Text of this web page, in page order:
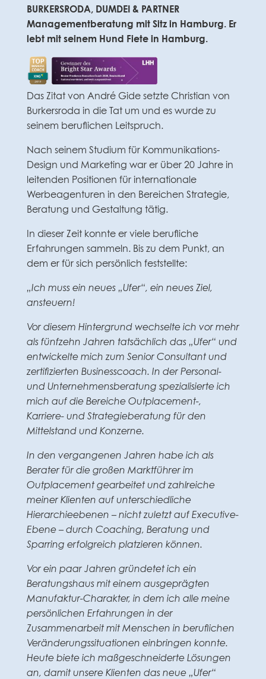
BURKERSRODA, DUMDEI & PARTNER
Managementberatung mit Sitz in Hamburg. Er
lebt mit seinem Hund Fiete in Hamburg.
Das Zitat von André Gide setzte Christian von
Burkersroda in die Tat um und es wurde zu
seinem beruflichen Leitspruch.
Nach seinem Studium für Kommunikations-
Design und Marketing war er über 20 Jahre in
leitenden Positionen für internationale
Werbeagenturen in den Bereichen Strategie,
Beratung und Gestaltung tätig.
In dieser Zeit konnte er viele berufliche
Erfahrungen sammeln. Bis zu dem Punkt, an
dem er für sich persönlich feststellte:
„Ich muss ein neues „Ufer“, ein neues Ziel,
ansteuern!
Vor diesem Hintergrund wechselte ich vor mehr
als fünfzehn Jahren tatsächlich das „Ufer“ und
entwickelte mich zum Senior Consultant und
zertifizierten Businesscoach. In der Personal-
und Unternehmensberatung spezialisierte ich
mich auf die Bereiche Outplacement-,
Karriere- und Strategieberatung für den
Mittelstand und Konzerne.
In den vergangenen Jahren habe ich als
Berater für die großen Marktführer im
Outplacement gearbeitet und zahlreiche
meiner Klienten auf unterschiedliche
Hierarchieebenen – nicht zuletzt auf Executive-
Ebene – durch Coaching, Beratung und
Sparring erfolgreich platzieren können.
Vor ein paar Jahren gründetet ich ein
Beratungshaus mit einem ausgeprägten
Manufaktur-Charakter, in dem ich alle meine
persönlichen Erfahrungen in der
Zusammenarbeit mit Menschen in beruflichen
Veränderungssituationen einbringen konnte.
Heute biete ich maßgeschneiderte Lösungen
an, damit unsere Klienten das neue „Ufer“